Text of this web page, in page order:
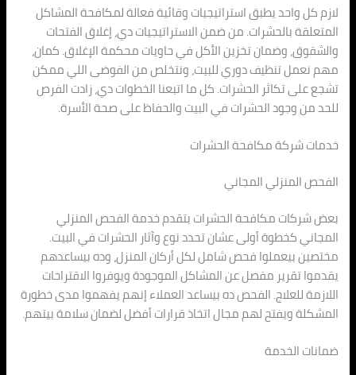
لازم كل واحد يطبق استراتيجيات وقائية فعالة لمكافحة المشاكل
المتعلقة بالحشرات. من ضمن الاستراتيجيات دي، إغلاق الفتحات
والشقوق، وضمان تخزين الأكل في حاويات محكمة الإغلاق. كمان،
مهم نعمل تنظيف دوري للبيت، ونتخلص من الفوضى اللي ممكن
تشجع على تكاثر الحشرات. كل ما اتبعنا الخطوات دي، زادت الفرص
للحد من وجود الحشرات في البيت والحفاظ على صحة الأسرة.
خدمات شركة مكافحة الحشرات
الفحص المنزلي المجاني
بعض شركات مكافحة الحشرات بتقدم خدمة الفحص المنزلي
المجاني كخطوة أولى عشان تحدد نوع وآثار الحشرات في البيت.
مختصين بيعملوا فحص شامل لكل أركان المنزل، وده بيساعدهم
يقدموا تقرير مفصل عن المشاكل الموجودة ويوفروا الاقتراحات
اللازمة للعلاج. الفحص ده بيساعد العملاء إنهم يفهموا مدى خطورة
المشكلة ويفتح لهم مجال اتخاذ قرارات أفضل لضمان سلامة بيتهم.
ضمانات الخدمة